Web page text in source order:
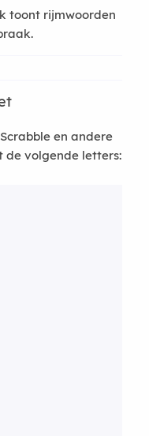
toont rijmwoorden
en andere
de volgende letters: